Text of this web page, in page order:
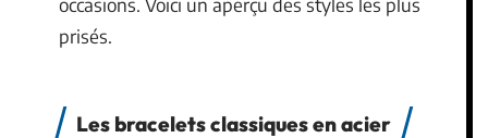
prisés.
Les bracelets classiques en acier